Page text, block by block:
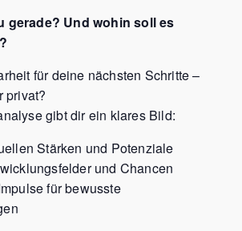
gerade? Und wohin soll es
für deine nächsten Schritte –
privat?
gibt dir ein klares Bild:
Stärken und Potenziale
und Chancen
für bewusste